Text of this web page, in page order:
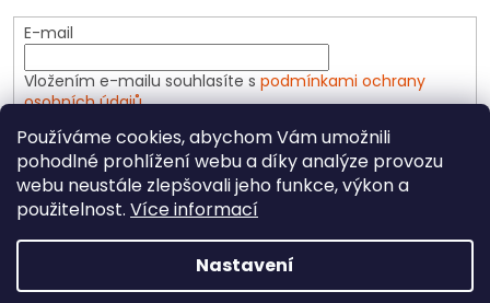
Používáme cookies, abychom Vám umožnili
pohodlné prohlížení webu a díky analýze provozu
webu neustále zlepšovali jeho funkce, výkon a
použitelnost. Více informací
Nastavení
E-mail
Vložením e-mailu souhlasíte s podmínkami ochrany
osobních údajů
PŘIHLÁSIT SE